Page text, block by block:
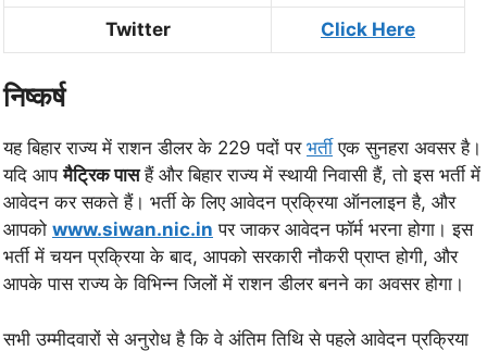
Twitter Click Here
निष्कर्ष
यह बिहार राज्य में राशन डीलर के 229 पदों पर भर्ती एक सुनहरा अवसर है।
यदि आपमैट्रिक पासहैं और बिहार राज्य में स्थायी निवासी हैं, तो इस भर्ती में
आवेदन कर सकते हैं। भर्ती के लिए आवेदन प्रक्रिया ऑनलाइन है, और
आपको www.siwan.nic.in पर जाकर आवेदन फॉर्म भरना होगा। इस
भर्ती में चयन प्रक्रिया के बाद, आपको सरकारी नौकरी प्राप्त होगी, और
आपके पास राज्य के विभिन्न जिलों में राशन डीलर बनने का अवसर होगा।
सभी उम्मीदवारों से अनुरोध है कि वे अंतिम तिथि से पहले आवेदन प्रक्रिया